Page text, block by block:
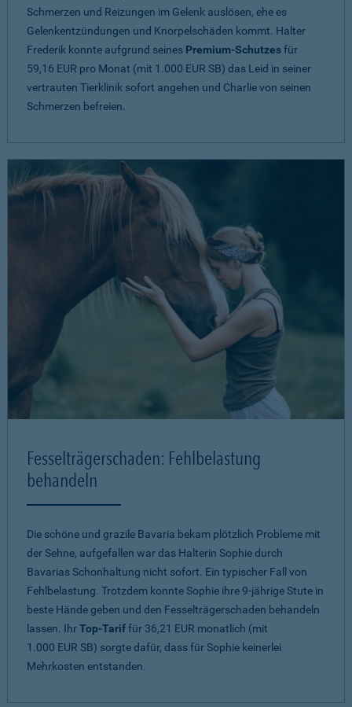
Schmerzen und Reizungen im Gelenk auslösen, ehe es
Gelenkentzündungen und Knorpelschäden kommt. Halter
Frederik konnte aufgrund seines Premium-Schutzesfür
59,16 EUR pro Monat (mit 1.000 EUR SB) das Leid in seiner
vertrauten Tierklinik sofort angehen und Charlie von seinen
Schmerzen befreien.
Fesselträgerschaden: Fehlbelastung
behandeln
Die schöne und grazile Bavaria bekam plötzlich Probleme mit
der Sehne, aufgefallen war das Halterin Sophie durch
Bavarias Schonhaltung nicht sofort. Ein typischer Fall von
Fehlbelastung. Trotzdem konnte Sophie ihre 9-jährige Stute in
beste Hände geben und den Fesselträgerschaden behandeln
lassen. IhrTop-Tariffür 36,21 EUR monatlich (mit
1.000 EUR SB) sorgte dafür, dass für Sophie keinerlei
Mehrkosten entstanden.